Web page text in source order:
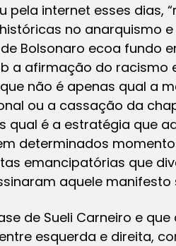
internet esses dias,
no anarquismo
Bolsonaro ecoa fundo
a afirmação do
não é apenas qual a
ou a cassação da
qual é a estratégia que
determinados
emancipatórias que
aquele manifesto
de Sueli Carneiro e
esquerda e direita,